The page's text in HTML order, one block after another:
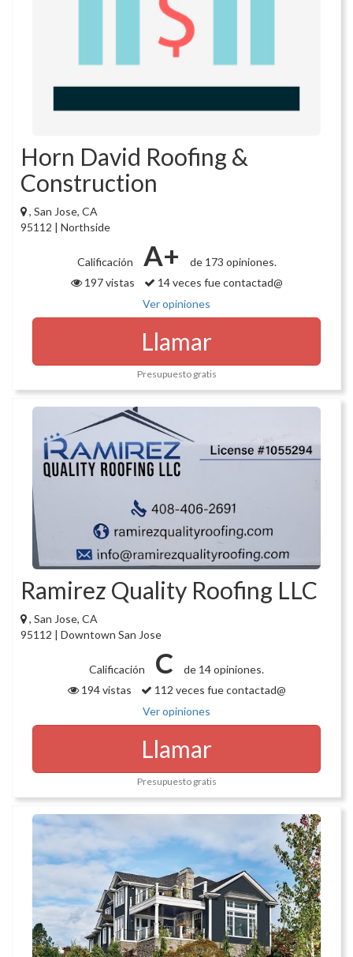
Horn David Roofing &
Construction
, San Jose, CA
95112 | Northside
Calificación A+
de 173 opiniones.
197 vistas
14 veces fue contactad@
Ver opiniones
Llamar
Presupuesto gratis
Ramirez Quality Roofing LLC
, San Jose, CA
95112 | Downtown San Jose
Calificación C
de 14 opiniones.
194 vistas
112 veces fue contactad@
Ver opiniones
Llamar
Presupuesto gratis